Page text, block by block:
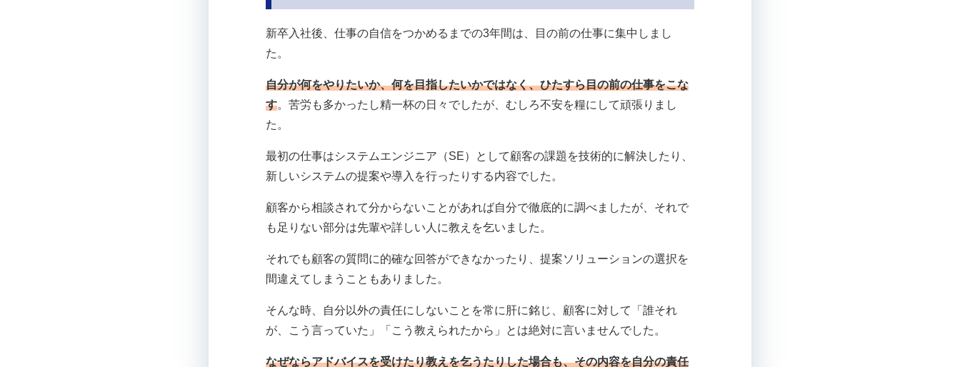
新卒入社後、仕事の自信をつかめるまでの3年間は、目の前の仕事に集中しまし
た。
自分が何をやりたいか、何を目指したいかではなく、ひたすら目の前の仕事をこな
す。苦労も多かったし精一杯の日々でしたが、むしろ不安を糧にして頑張りまし
た。
最初の仕事はシステムエンジニア（SE）として顧客の課題を技術的に解決したり、
新しいシステムの提案や導入を行ったりする内容でした。
顧客から相談されて分からないことがあれば自分で徹底的に調べましたが、それで
も足りない部分は先輩や詳しい人に教えを乞いました。
それでも顧客の質問に的確な回答ができなかったり、提案ソリューションの選択を
間違えてしまうこともありました。
そんな時、自分以外の責任にしないことを常に肝に銘じ、顧客に対して「誰それ
が、こう言っていた」「こう教えられたから」とは絶対に言いませんでした。
なぜならアドバイスを受けたり教えを乞うたりした場合も、その内容を自分の責任